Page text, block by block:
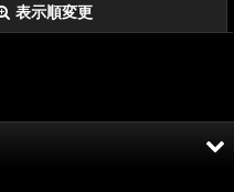
表示順変更